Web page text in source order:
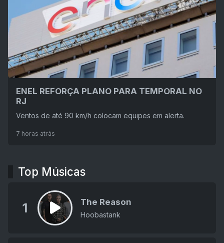
ENEL REFORÇA PLANO PARA TEMPORAL NO
RJ
Ventos de até 90 km/h colocam equipes em alerta.
7 horas atrás
Top Músicas
1 The Reason
Hoobastank